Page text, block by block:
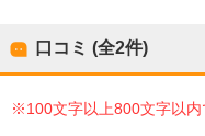
口コミ (全2件)
※100文字以上800文字以内